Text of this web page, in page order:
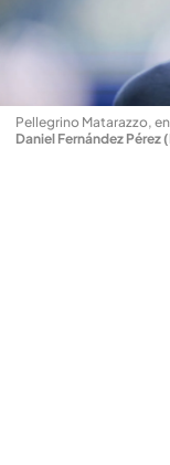
Pellegrino Matarazzo,
Daniel Fernández Pérez